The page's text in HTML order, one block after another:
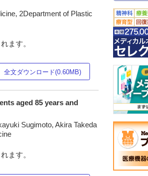
2Department of Plastic
ます。
全文ダウンロード(0.60MB)
aged 85 years and
Sugimoto, Akira Takeda
ます。